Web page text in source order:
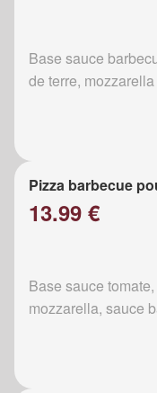
Base sauce
de terre, mozzarella
Pizza barbecue
13.99 €
Base sauce
mozzarella, sauce